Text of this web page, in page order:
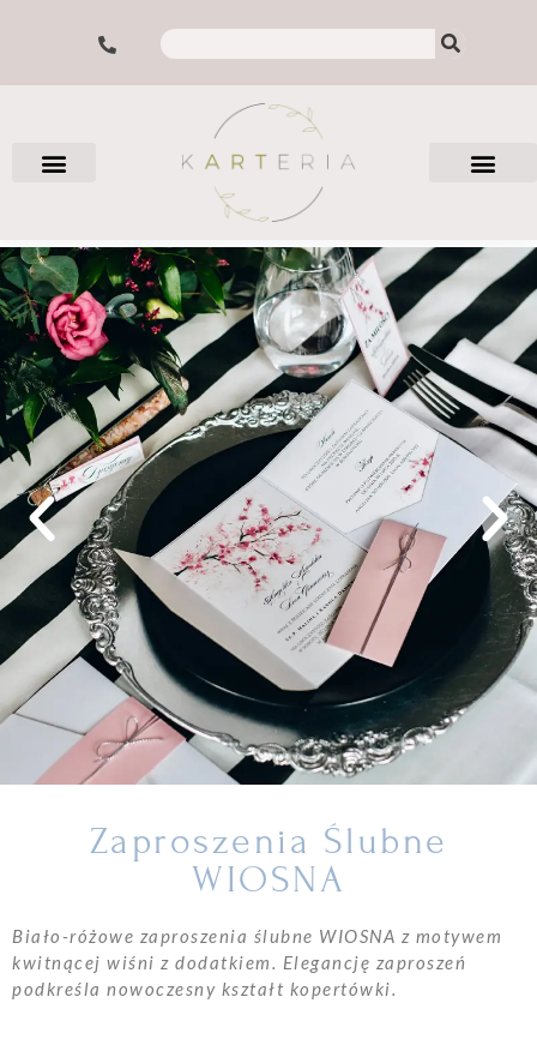
Zaproszenia Ślubne
WIOSNA
Biało-różowe zaproszenia ślubne WIOSNA z motywem
kwitnącej wiśni z dodatkiem. Elegancję zaproszeń
podkreśla nowoczesny kształt kopertówki.